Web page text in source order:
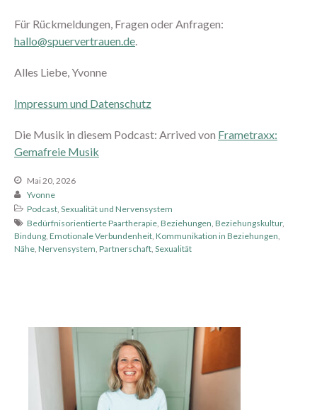
April 2024
Oktober 2023
Mai 2023
April 2023
Dezember 2022
Oktober 2022
September 2022
Juli 2022
Für Rückmeldungen, Fragen oder Anfragen:
hallo@spuervertrauen.de.
Alles Liebe, Yvonne
Impressum und Datenschutz
Die Musik in diesem Podcast: Arrived von Frametraxx:
Gemafreie Musik
Mai 20, 2026
Yvonne
Podcast Sexualität und Nervensystem
Bedürfnisorientierte Paartherapie Beziehungen Beziehungskultur,
Bindung Emotionale Verbundenheit Kommunikation in Beziehungen
Nähe Nervensystem Partnerschaft Sexualität